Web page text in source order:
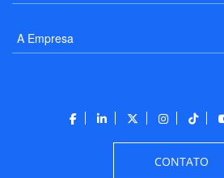
A Empresa
CONTATO